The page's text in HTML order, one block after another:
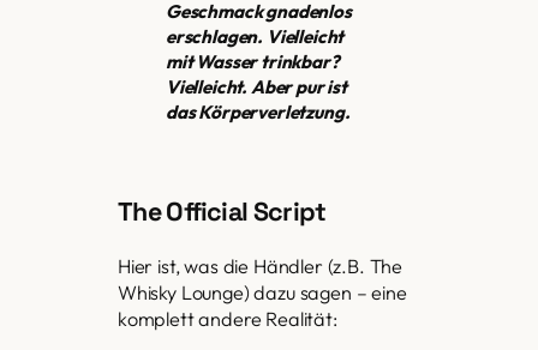
Geschmack gnadenlos
erschlagen. Vielleicht
mit Wasser trinkbar?
Vielleicht. Aber pur ist
das Körperverletzung.
The Official Script
Hier ist, was die Händler (z.B. The
Whisky Lounge) dazu sagen – eine
komplett andere Realität: